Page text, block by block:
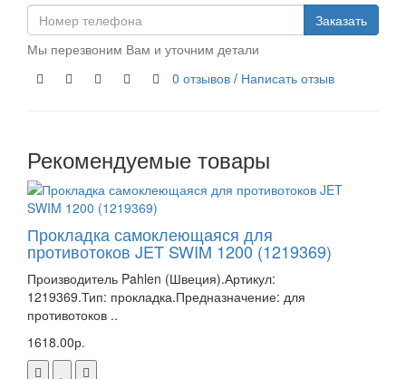
Заказать
Мы перезвоним Вам и уточним детали
0 отзывов / Написать отзыв
Рекомендуемые товары
Прокладка самоклеющаяся для
противотоков JET SWIM 1200 (1219369)
Производитель Pahlen (Швеция).Артикул:
1219369.Тип: прокладка.Предназначение: для
противотоков ..
1618.00р.